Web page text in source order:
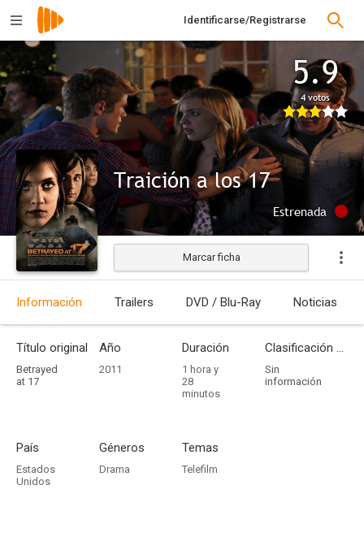
Identificarse/Registrarse
5.9
4 votos
Traición a los 17
Estrenada
Marcar ficha
Información Trailers DVD / Blu-Ray Noticias
Título original
Betrayed
at 17
Año
2011
Duración
1 hora y
28
minutos
Clasificación por edades
Sin
información
País
Estados
Unidos
Géneros
Drama
Temas
Telefilm